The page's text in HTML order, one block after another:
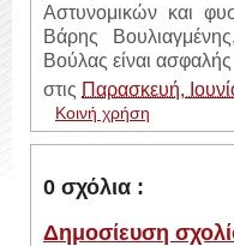
Αστυνομικών και
Βάρης
Βούλας είναι
στις Παρασκευή,
Κοινή χρήση
0 σχόλια :
Δημοσίευση